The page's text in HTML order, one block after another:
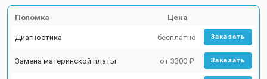
Поломка Цена
Диагностика бесплатно Заказать
Замена материнской платы от 3300 ₽ Заказать